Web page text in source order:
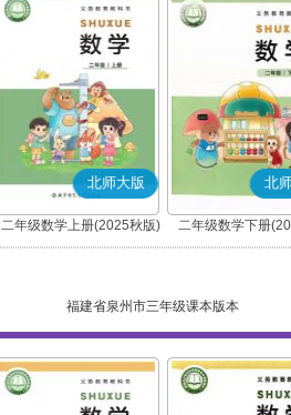
北师大版
二年级数学上册(2025秋版)
北
二年级数学下册
福建省泉州市三年级课本版本